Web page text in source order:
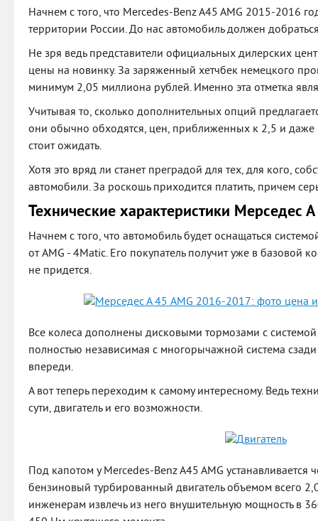
Начнем с того, что Mercedes-Benz A45 AMG 2015-2016
территории России. До нас автомобиль должен
Не зря ведь представители официальных дилерских
цены на новинку. За заряженный хетчбек немецкого
минимум 2,05 миллиона рублей. Именно эта отметка
Учитывая то, сколько дополнительных опций
они обычно обходятся, цен, приближенных к 2,5 и
стоит ожидать.
Хотя это вряд ли станет преградой для тех, для кого,
автомобили. За роскошь приходится платить, причем
Технические характеристики Мерседес
Начнем с того, что автомобиль будет оснащаться
от AMG - 4Matic. Его покупатель получит уже в базовой
не придется.
Все колеса дополнены дисковыми тормозами с
полностью независимая с многорычажной система
впереди.
А вот теперь переходим к самому интересному. Ведь
сути, двигатель и его возможности.
Под капотом у Mercedes-Benz A45 AMG
бензиновый турбированный двигатель объемом всего
инженерам извлечь из него внушительную мощность в